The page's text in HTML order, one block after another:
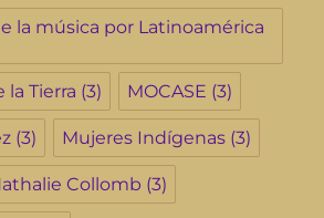
la música por Latinoamérica
la Tierra (3) MOCASE (3)
(3) Mujeres Indígenas (3)
Collomb (3)